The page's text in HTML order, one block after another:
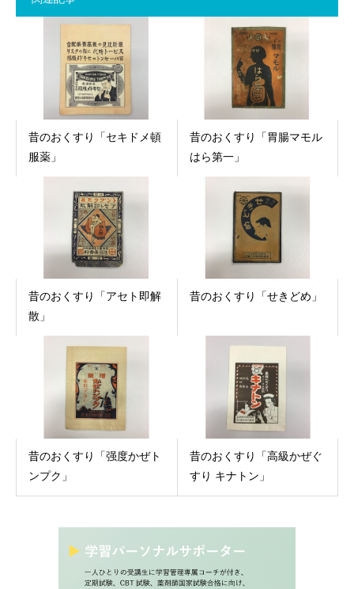
昔のおくすり「セキドメ頓
服薬」
昔のおくすり「胃腸マモル
はら第一」
昔のおくすり「アセト即解
散」
昔のおくすり「せきどめ」
昔のおくすり「强度かぜト
ンプク」
昔のおくすり「高級かぜぐ
すり キナトン」